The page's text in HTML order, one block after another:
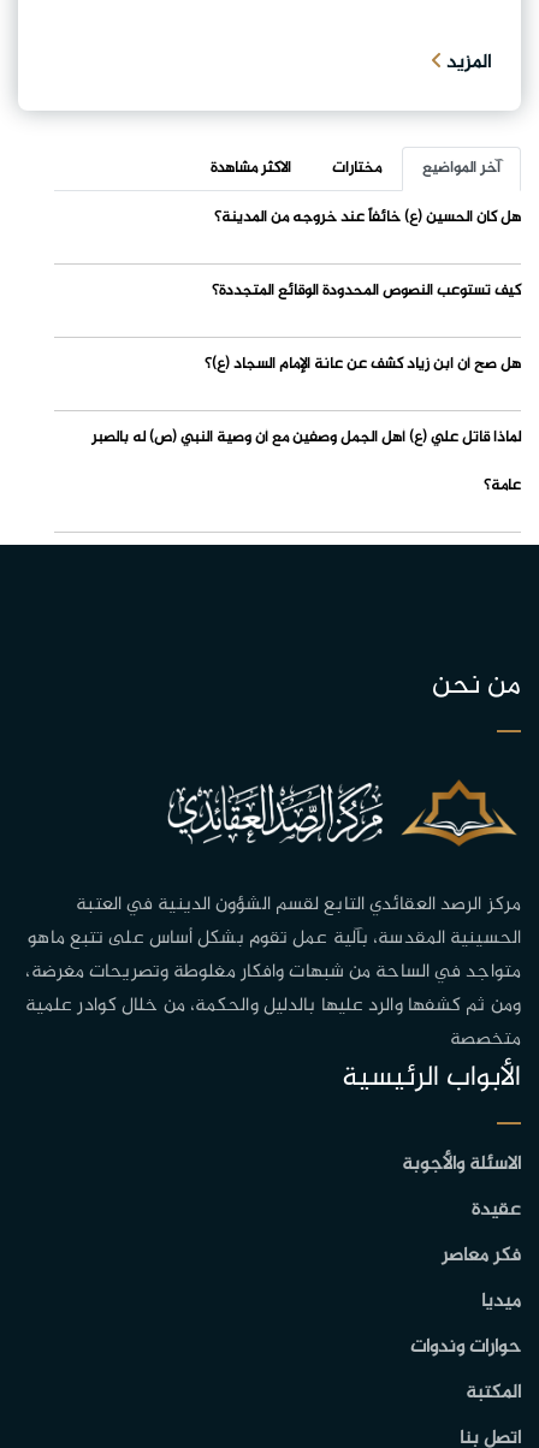
المزيد
آخر المواضيع مختارات
الاكثر مشاهدة
هل كان الحسين (ع) خائفاً عند خروجه من المدينة؟
كيف تستوعب النصوص المحدودة الوقائع المتجددة؟
هل صح أن ابن زياد كشف عن عانة الإمام السجاد (ع)؟
لماذا قاتل علي (ع) أهل الجمل وصفين مع أن وصية النبي (ص) له بالصبر
عامة؟
من نحن
مركز الرصد العقائدي التابع لقسم الشؤون الدينية في العتبة
الحسينية المقدسة، بآلية عمل تقوم بشكل أساس على تتبع ماهو
متواجد في الساحة من شبهات وافكار مغلوطة وتصريحات مغرضة،
ومن ثم كشفها والرد عليها بالدليل والحكمة، من خلال كوادر علمية
متخصصة
الأبواب الرئيسية
الاسئلة والأجوبة
عقيدة
فكر معاصر
ميديا
حوارات وندوات
المكتبة
اتصل بنا